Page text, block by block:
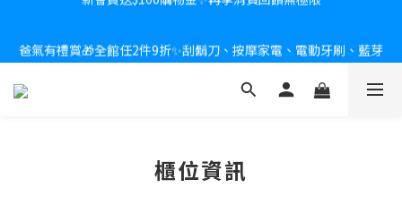
爸氣有禮賞🎁全館任2件9折✨刮鬍刀、按摩家電、電動牙刷、藍芽
耳機🎀給爸爸一個驚喜大禮包
新會員送$100購物金✨再享消費回饋無極限
櫃位資訊